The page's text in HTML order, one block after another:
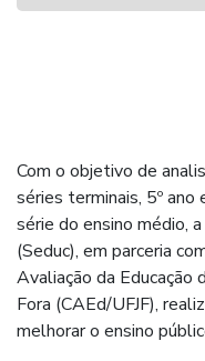
Com o objetivo de
séries terminais, 5º ano
série do ensino médio,
(Seduc), em parceria
Avaliação da Educação
Fora (CAEd/UFJF),
melhorar o ensino